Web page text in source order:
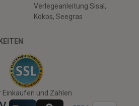
Verlegeanleitung Sisal,
Kokos, Seegras
Einkaufen und Zahlen